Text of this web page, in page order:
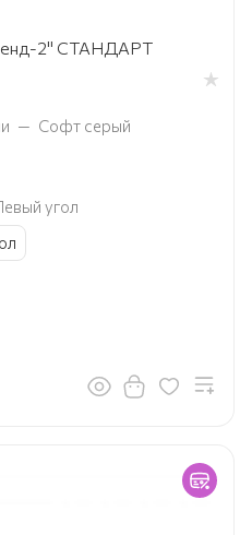
2" СТАНДАРТ
— Софт серый
угол